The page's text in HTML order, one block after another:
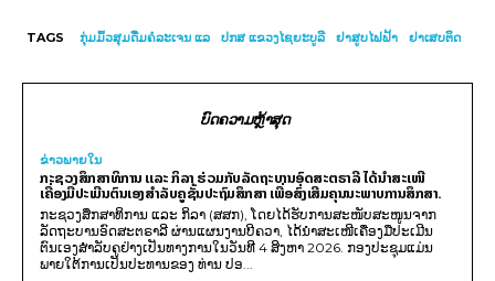
TAGS ກຸ່ມມົ້ວສຸມດື່ມຄໍລະເຈນ ແລ ປກສ ແຂວງໄຊຍະບູລີ ຢາສູບໄຟຟ້າ ຢາເສບຕິດ
ບົດຄວາມຫຼ້າສຸດ
ຂ່າວພາຍ​ໃນ
ກະຊວງສຶກສາທິການ ແລະ ກິລາ ຮ່ວມກັບລັດຖະບານອົດສະຕຣາລີ ໄດ້ນຳສະເໜີ
ເຄື່ອງມືປະເມີນຕົນເອງສຳລັບຄູຊັ້ນປະຖົມສຶກສາ ເພື່ອສົ່ງເສີມຄຸນນະພາບການສຶກສາ.
ກະຊວງສຶກສາທິການ ແລະ ກິລາ (ສສກ), ໂດຍໄດ້ຮັບການສະໜັບສະໜູນຈາກ
ລັດຖະບານອົດສະຕຣາລີ ຜ່ານແຜນງານບີຄວາ, ໄດ້ນຳສະເໜີເຄື່ອງມືປະເມີນ
ຕົນເອງສຳລັບຄູຢ່າງເປັນທາງການໃນວັນທີ 4 ສິງຫາ 2026. ກອງປະຊຸມແມ່ນ
ພາຍໃຕ້ການເປັນປະທານຂອງ ທ່ານ ປອ...